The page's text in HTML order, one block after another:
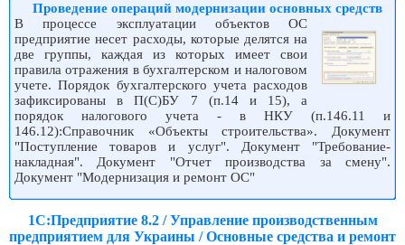
Проведение операций модернизации основных средств
В процессе эксплуатации объектов ОС
предприятие несет расходы, которые делятся на
две группы, каждая из которых имеет свои
правила отражения в бухгалтерском и налоговом
учете. Порядок бухгалтерского учета расходов
зафиксированы в П(С)БУ 7 (п.14 и 15), а
порядок налогового учета - в НКУ (п.146.11 и
146.12):Справочник «Объекты строительства». Документ
"Поступление товаров и услуг". Документ "Требование-
накладная". Документ "Отчет производства за смену".
Документ "Модернизация и ремонт ОС"
1С:Предприятие 8.2 / Управление производственным
предприятием для Украины / Основные средства и ремонт